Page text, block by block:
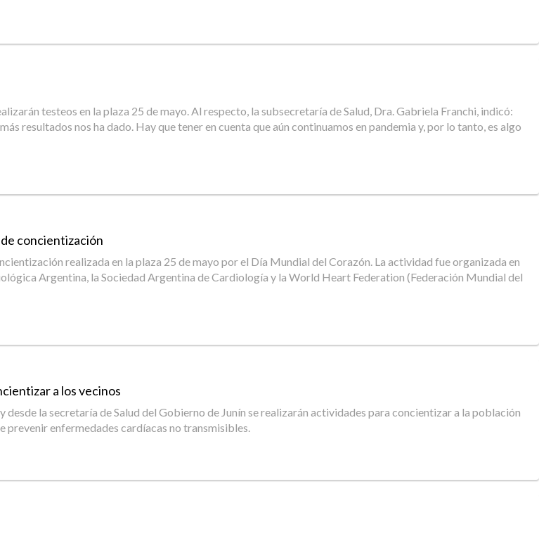
testeos en la plaza 25 de mayo. Al respecto, la subsecretaría de Salud, Dra. Gabriela Franchi, indicó:
resultados nos ha dado. Hay que tener en cuenta que aún continuamos en pandemia y, por lo tanto, es algo
concientización
realizada en la plaza 25 de mayo por el Día Mundial del Corazón. La actividad fue organizada en
Argentina, la Sociedad Argentina de Cardiología y la World Heart Federation (Federación Mundial del
a los vecinos
la secretaría de Salud del Gobierno de Junín se realizarán actividades para concientizar a la población
prevenir enfermedades cardíacas no transmisibles.